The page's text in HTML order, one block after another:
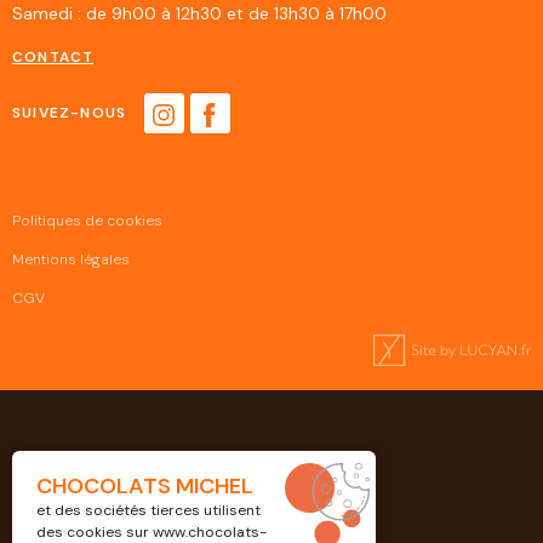
Samedi : de 9h00 à 12h30 et de 13h30 à 17h00
CONTACT
SUIVEZ-NOUS
Politiques de cookies
Mentions légales
CGV
CHOCOLATS MICHEL
et des sociétés tierces utilisent
des cookies surwww.chocolats-